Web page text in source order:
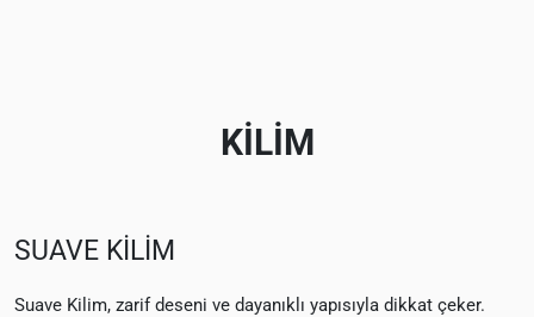
KİLİM
SUAVE KİLİM
Suave Kilim, zarif deseni ve dayanıklı yapısıyla dikkat çeker.